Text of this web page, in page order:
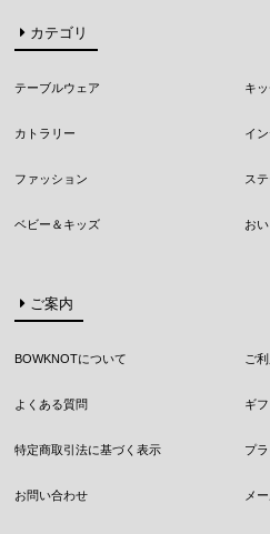
カテゴリ
テーブルウェア キ
カトラリー イ
ファッション ス
ベビー＆キッズ お
ご案内
BOWKNOTについて ご
よくある質問 ギ
特定商取引法に基づく表示 プ
お問い合わせ メ